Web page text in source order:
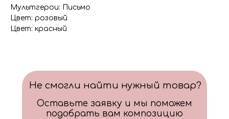
Мультгерои: Письмо
Цвет: розовый
Цвет: красный
Не смогли найти нужный товар?
Оставьте заявку и мы поможем
подобрать вам композицию